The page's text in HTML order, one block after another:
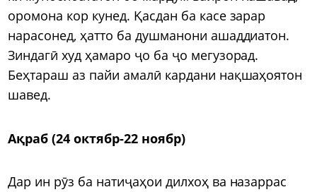
оромона кор кунед. Қасдан ба касе зарар
нарасонед, ҳатто ба душманони ашаддиатон.
Зиндагӣ худ ҳамаро ҷо ба ҷо мегузорад.
Беҳтараш аз пайи амалӣ кардани нақшаҳоятон
шавед.
Ақраб (24 октябр-22 ноябр)
Дар ин рӯз ба натиҷаҳои дилхоҳ ва назаррас